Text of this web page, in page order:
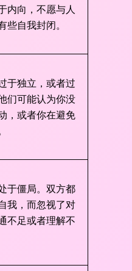
内向，不愿与人
些自我封闭。
于独立，或者过
们可能认为你没
，或者你在避免
于僵局。双方都
我，而忽视了对
不足或者理解不